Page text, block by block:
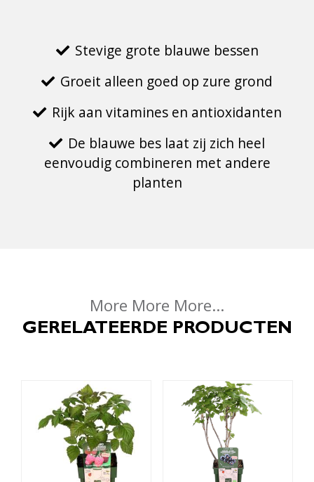
Stevige grote blauwe bessen
Groeit alleen goed op zure grond
Rijk aan vitamines en antioxidanten
De blauwe bes laat zij zich heel
eenvoudig combineren met andere
planten
More More More...
GERELATEERDE PRODUCTEN